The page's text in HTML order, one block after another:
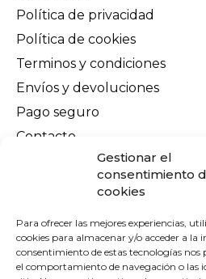
Gestionar el
consentimiento
cookies
Para ofrecer las mejores experiencias,
cookies para almacenar y/o acceder a la
consentimiento de estas tecnologías
el comportamiento de navegación o las
Política de privacidad
Política de cookies
Terminos y condiciones
Envíos y devoluciones
Pago seguro
Contacto
Financiado por la Unión
NextGenerationEU